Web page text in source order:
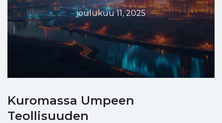
joulukuu 11, 2025
Kuromassa Umpeen
Teollisuuden